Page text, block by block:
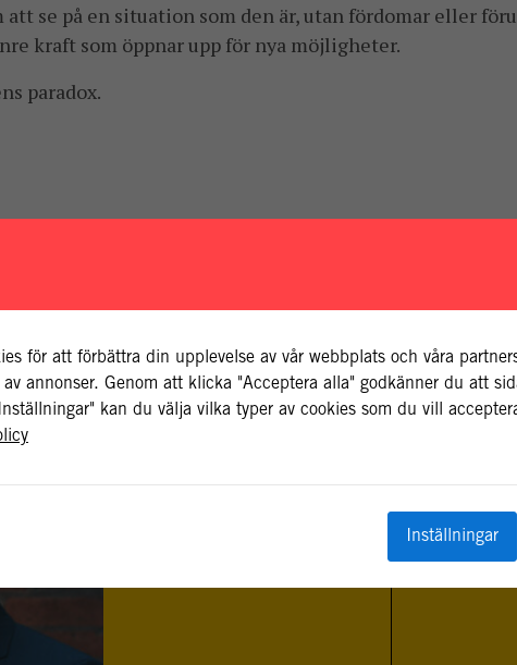
att se på en situation som den är, utan fördomar eller
kraft som öppnar upp för nya möjligheter.
paradox.
FLER
för att förbättra din upplevelse av vår webbplats och våra
annonser. Genom att klicka "Acceptera alla" godkänner du att
kan du välja vilka typer av cookies som du vill
Inställningar